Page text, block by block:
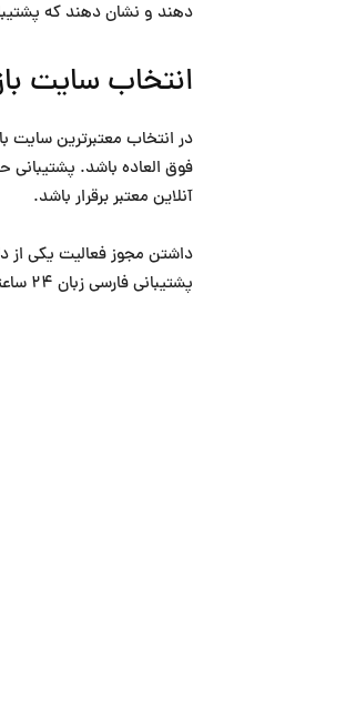
دهند و نشان دهند که
انتخاب سایت
در انتخاب معتبرترین سایت
فوق العاده باشد.
آنلاین معتبر برقرار باشد.
داشتن مجوز فعالیت یکی از
پشتیبانی فارسی زبان ۲۴ ساعته است.